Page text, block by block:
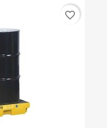
favorite_border